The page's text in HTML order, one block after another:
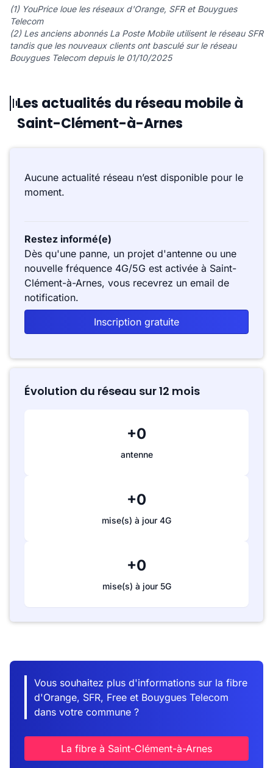
(1) YouPrice loue les réseaux d'Orange, SFR et Bouygues
Telecom
(2) Les anciens abonnés La Poste Mobile utilisent le réseau SFR
tandis que les nouveaux clients ont basculé sur le réseau
Bouygues Telecom depuis le 01/10/2025
Les actualités du réseau mobile à
Saint-Clément-à-Arnes
Aucune actualité réseau n’est disponible pour le
moment.
Restez informé(e)
Dès qu'une panne, un projet d'antenne ou une
nouvelle fréquence 4G/5G est activée à Saint-
Clément-à-Arnes, vous recevrez un email de
notification.
Inscription gratuite
Évolution du réseau sur 12 mois
+0
antenne
+0
mise(s) à jour 4G
+0
mise(s) à jour 5G
Vous souhaitez plus d'informations sur la fibre
d'Orange, SFR, Free et Bouygues Telecom
dans votre commune ?
La fibre à Saint-Clément-à-Arnes